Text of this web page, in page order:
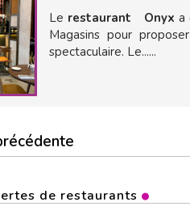
Le restaurant Onyx a
Magasins pour
spectaculaire. Le......
de restaurants